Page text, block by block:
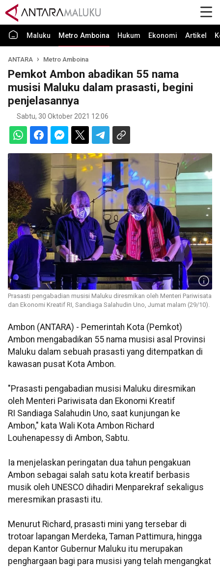
Maluku Metro Amboina Hukum Ekonomi Artikel
ANTARA Metro Amboina
Pemkot Ambon abadikan 55 nama
musisi Maluku dalam prasasti, begini
penjelasannya
Sabtu, 30 Oktober 2021 12:06
Prasasti pengabadian musisi Maluku diresmikan oleh Menteri Pariwisata
dan Ekonomi Kreatif RI, Sandiaga Salahudin Uno, Jumat malam (29/10).
Ambon (ANTARA) - Pemerintah Kota (Pemkot)
Ambon mengabadikan 55 nama musisi asal Provinsi
Maluku dalam sebuah prasasti yang ditempatkan di
kawasan pusat Kota Ambon.
"Prasasti pengabadian musisi Maluku diresmikan
oleh Menteri Pariwisata dan Ekonomi Kreatif
RI Sandiaga Salahudin Uno, saat kunjungan ke
Ambon," kata Wali Kota Ambon Richard
Louhenapessy di Ambon, Sabtu.
Ia menjelaskan peringatan dua tahun pengakuan
Ambon sebagai salah satu kota kreatif berbasis
musik oleh UNESCO dihadiri Menparekraf sekaligus
meresmikan prasasti itu.
Menurut Richard, prasasti mini yang tersebar di
trotoar lapangan Merdeka, Taman Pattimura, hingga
depan Kantor Gubernur Maluku itu merupakan
penghargaan bagi para musisi yang telah mengangkat